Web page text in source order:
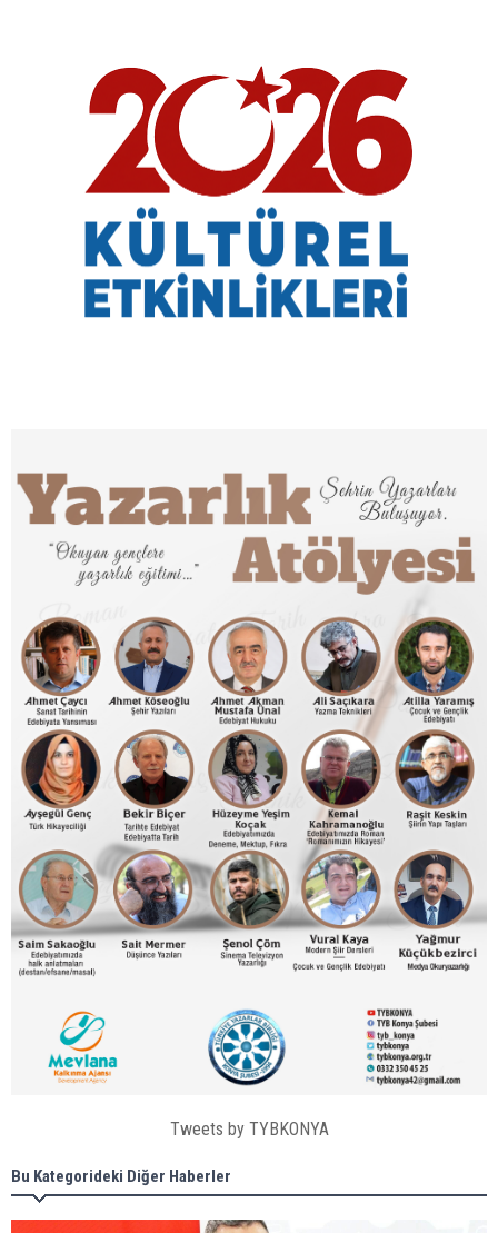
Tweets by TYBKONYA
Bu Kategorideki Diğer Haberler